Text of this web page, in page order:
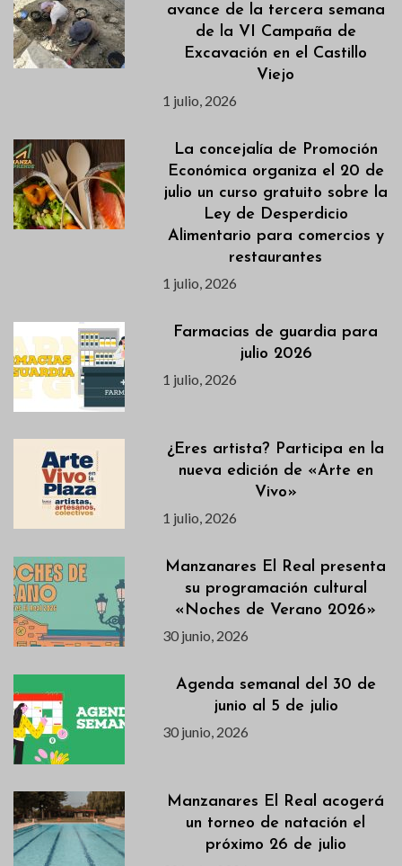
avance de la tercera semana
de la VI Campaña de
Excavación en el Castillo
Viejo
1 julio, 2026
La concejalía de Promoción
Económica organiza el 20 de
julio un curso gratuito sobre la
Ley de Desperdicio
Alimentario para comercios y
restaurantes
1 julio, 2026
Farmacias de guardia para
julio 2026
1 julio, 2026
¿Eres artista? Participa en la
nueva edición de «Arte en
Vivo»
1 julio, 2026
Manzanares El Real presenta
su programación cultural
«Noches de Verano 2026»
30 junio, 2026
Agenda semanal del 30 de
junio al 5 de julio
30 junio, 2026
Manzanares El Real acogerá
un torneo de natación el
próximo 26 de julio